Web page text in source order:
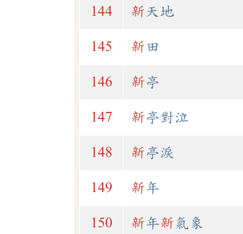
144 新天地
145 新 田
146 新亭
147 新亭對泣
148 新亭淚
149 新年
150 新年新氣象